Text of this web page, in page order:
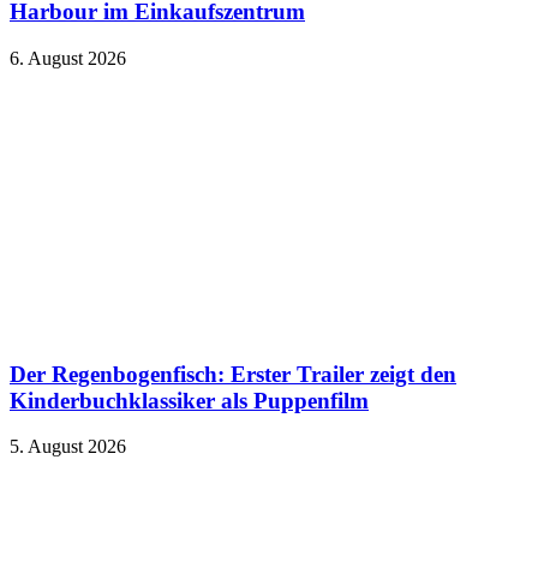
Harbour im Einkaufszentrum
6. August 2026
Der Regenbogenfisch: Erster Trailer zeigt den
Kinderbuchklassiker als Puppenfilm
5. August 2026